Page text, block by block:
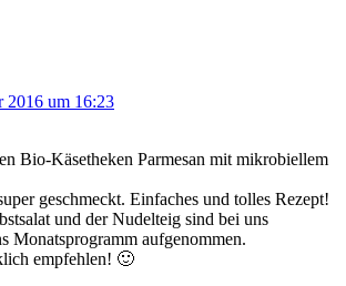
2016 um 16:23
Bio-Käsetheken Parmesan mit mikrobiellem
geschmeckt. Einfaches und tolles Rezept!
und der Nudelteig sind bei uns
Monatsprogramm aufgenommen.
empfehlen! 🙂